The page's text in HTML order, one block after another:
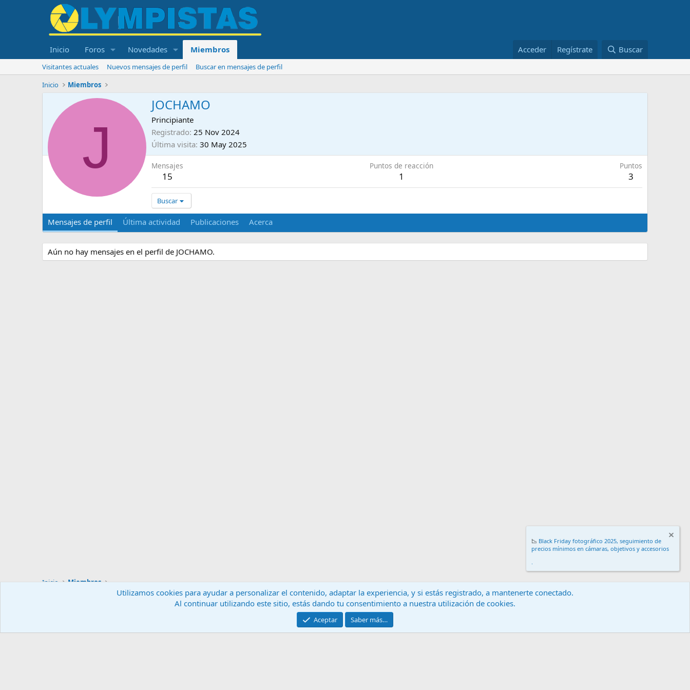
Inicio Foros Novedades Miembros Acceder Regístrate Buscar
Visitantes actuales Nuevos mensajes de perfil
Buscar en mensajes de perfil
Inicio
Miembros
J
JOCHAMO
Principiante
Registrado 25 Nov 2024
Última visita 30 May 2025
Mensajes
15
Puntos de reacción
1
Puntos
3
Buscar
Mensajes de perfil Última actividad Publicaciones Acerca
Aún no hay mensajes en el perfil de JOCHAMO.
Inicio Miembros
Contáctanos Términos y reglas
Community platform by XenForo® © 2010-2024 XenForo Ltd.
📉 Black Friday fotográfico 2025, seguimiento de
precios mínimos en cámaras, objetivos y accesorios
.
Utilizamos cookies para ayudar a personalizar el contenido, adaptar la experiencia, y si estás registrado, a mantenerte conectado.
Al continuar utilizando este sitio, estás dando tu consentimiento a nuestra utilización de cookies.
Aceptar Saber más…